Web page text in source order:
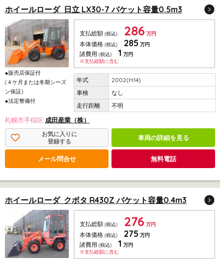
ホイールローダ 日立 LX30-7 バケット容量0.5m3
●販売店保証付
(４ケ月または冬期シーズ
ン保証)
●法定整備付
支払総額 (税込) 286 万円
本体価格 (税込) 285 万円
諸費用 (税込) 1 万円
※支払総額に含む
2002(H.14)
なし
不明
札幌市手稲区 成田産業（株）
お気に入りに
登録する
車両の詳細を見る
メール問合せ 無料電話
ホイールローダ クボタ R430Z バケット容量0.4m3
支払総額 (税込) 276 万円
本体価格 (税込) 275 万円
諸費用 (税込) 1 万円
※支払総額に含む